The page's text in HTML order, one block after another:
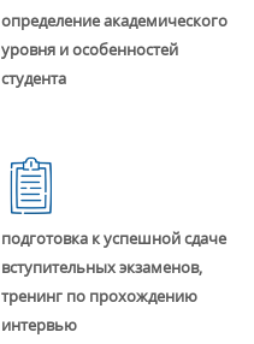
определение академического
уровня и особенностей
студента
подготовка к успешной сдаче
вступительных экзаменов,
тренинг по прохождению
интервью